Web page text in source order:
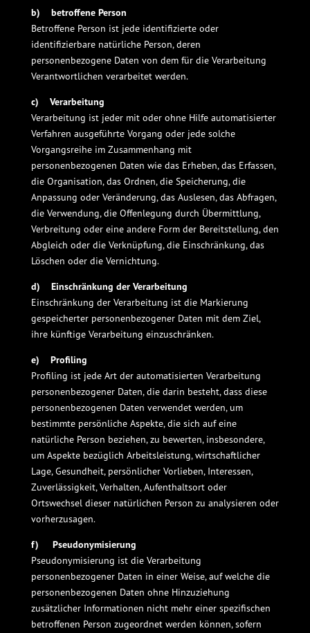
b) betroffene Person
Betroffene Person ist jede identifizierte oder
identifizierbare natürliche Person, deren
personenbezogene Daten von dem für die Verarbeitung
Verantwortlichen verarbeitet werden.
c) Verarbeitung
Verarbeitung ist jeder mit oder ohne Hilfe automatisierter
Verfahren ausgeführte Vorgang oder jede solche
Vorgangsreihe im Zusammenhang mit
personenbezogenen Daten wie das Erheben, das Erfassen,
die Organisation, das Ordnen, die Speicherung, die
Anpassung oder Veränderung, das Auslesen, das Abfragen,
die Verwendung, die Offenlegung durch Übermittlung,
Verbreitung oder eine andere Form der Bereitstellung, den
Abgleich oder die Verknüpfung, die Einschränkung, das
Löschen oder die Vernichtung.
d) Einschränkung der Verarbeitung
Einschränkung der Verarbeitung ist die Markierung
gespeicherter personenbezogener Daten mit dem Ziel,
ihre künftige Verarbeitung einzuschränken.
e) Profiling
Profiling ist jede Art der automatisierten Verarbeitung
personenbezogener Daten, die darin besteht, dass diese
personenbezogenen Daten verwendet werden, um
bestimmte persönliche Aspekte, die sich auf eine
natürliche Person beziehen, zu bewerten, insbesondere,
um Aspekte bezüglich Arbeitsleistung, wirtschaftlicher
Lage, Gesundheit, persönlicher Vorlieben, Interessen,
Zuverlässigkeit, Verhalten, Aufenthaltsort oder
Ortswechsel dieser natürlichen Person zu analysieren oder
vorherzusagen.
f) Pseudonymisierung
Pseudonymisierung ist die Verarbeitung
personenbezogener Daten in einer Weise, auf welche die
personenbezogenen Daten ohne Hinzuziehung
zusätzlicher Informationen nicht mehr einer spezifischen
betroffenen Person zugeordnet werden können, sofern